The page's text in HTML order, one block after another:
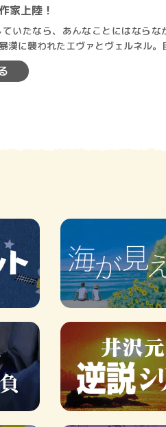
家上陸！
いたなら、あんなことにはならな
…
著
ロボット・イ